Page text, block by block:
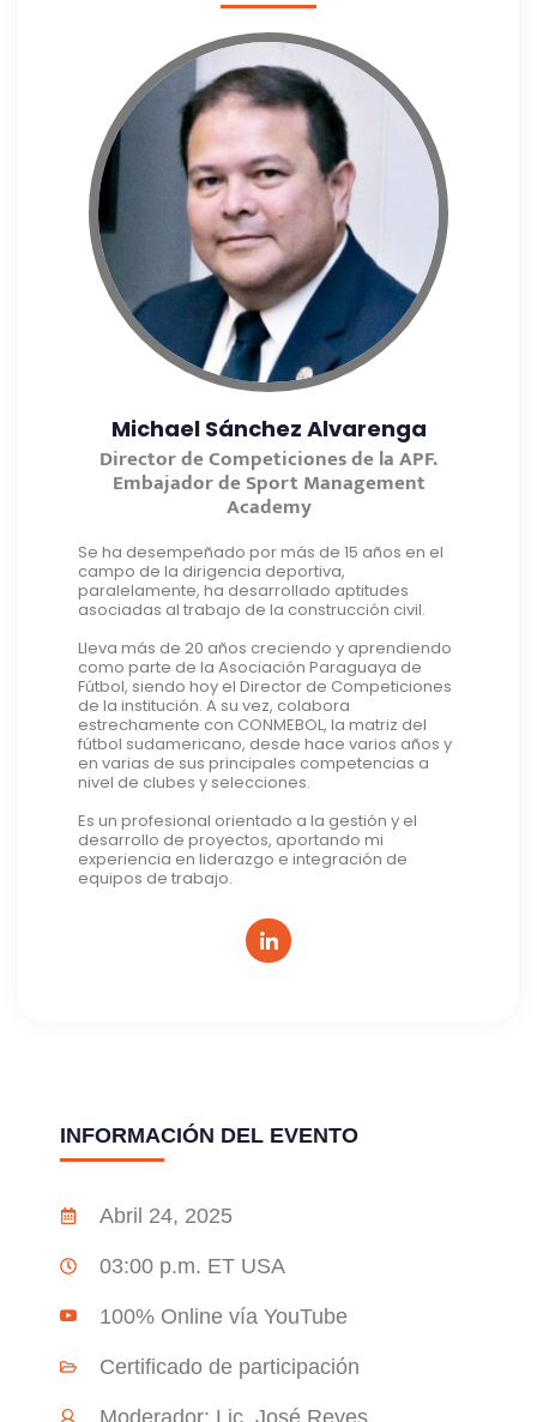
Michael Sánchez Alvarenga
Director de Competiciones de la APF.
Embajador de Sport Management
Academy
Se ha desempeñado por más de 15 años en el
campo de la dirigencia deportiva,
paralelamente, ha desarrollado aptitudes
asociadas al trabajo de la construcción civil.
Lleva más de 20 años creciendo y aprendiendo
como parte de la Asociación Paraguaya de
Fútbol, siendo hoy el Director de Competiciones
de la institución. A su vez, colabora
estrechamente con CONMEBOL, la matriz del
fútbol sudamericano, desde hace varios años y
en varias de sus principales competencias a
nivel de clubes y selecciones.
Es un profesional orientado a la gestión y el
desarrollo de proyectos, aportando mi
experiencia en liderazgo e integración de
equipos de trabajo.
INFORMACIÓN DEL EVENTO
Abril 24, 2025
03:00 p.m. ET USA
100% Online vía YouTube
Certificado de participación